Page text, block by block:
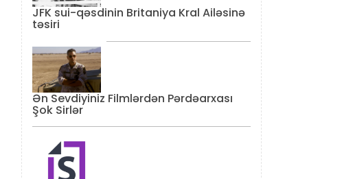
JFK sui-qəsdinin Britaniya Kral Ailəsinə
təsiri
Ən Sevdiyiniz Filmlərdən Pərdəarxası
Şok Sirlər